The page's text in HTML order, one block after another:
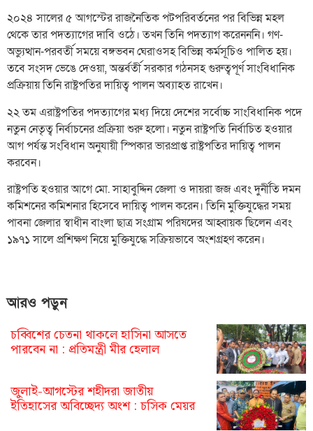
২০২৪ সালের ৫ আগস্টের রাজনৈতিক পটপরিবর্তনের পর বিভিন্ন মহল
থেকে তার পদত্যাগের দাবি ওঠে। তখন তিনি পদত্যাগ করেনননি। গণ-
অভ্যুত্থান-পরবর্তী সময়ে বঙ্গভবন ঘেরাওসহ বিভিন্ন কর্মসূচিও পালিত হয়।
তবে সংসদ ভেঙে দেওয়া, অন্তর্বর্তী সরকার গঠনসহ গুরুত্বপূর্ণ সাংবিধানিক
প্রক্রিয়ায় তিনি রাষ্ট্রপতির দায়িত্ব পালন অব্যাহত রাখেন।
২২ তম এরাষ্ট্রপতির পদত্যাগের মধ্য দিয়ে দেশের সর্বোচ্চ সাংবিধানিক পদে
নতুন নেতৃত্ব নির্বাচনের প্রক্রিয়া শুরু হলো। নতুন রাষ্ট্রপতি নির্বাচিত হওয়ার
আগ পর্যন্ত সংবিধান অনুযায়ী স্পিকার ভারপ্রাপ্ত রাষ্ট্রপতির দায়িত্ব পালন
করবেন।
রাষ্ট্রপতি হওয়ার আগে মো. সাহাবুদ্দিন জেলা ও দায়রা জজ এবং দুর্নীতি দমন
কমিশনের কমিশনার হিসেবে দায়িত্ব পালন করেন। তিনি মুক্তিযুদ্ধের সময়
পাবনা জেলার স্বাধীন বাংলা ছাত্র সংগ্রাম পরিষদের আহ্বায়ক ছিলেন এবং
১৯৭১ সালে প্রশিক্ষণ নিয়ে মুক্তিযুদ্ধে সক্রিয়ভাবে অংশগ্রহণ করেন।
আরও পড়ুন
চব্বিশের চেতনা থাকলে হাসিনা আসতে
পারবেন না : প্রতিমন্ত্রী মীর হেলাল
জুলাই-আগস্টের শহীদরা জাতীয়
ইতিহাসের অবিচ্ছেদ্য অংশ : চসিক মেয়র